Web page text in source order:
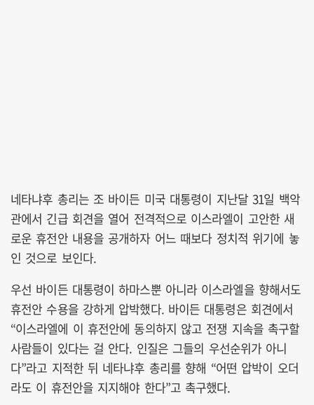
네타냐후 총리는 조 바이든 미국 대통령이 지난달 31일 백악
관에서 긴급 회견을 열어 전격적으로 이스라엘이 고안한 새
로운 휴전안 내용을 공개하자 어느 때보다 정치적 위기에 놓
인 것으로 보인다.
우선 바이든 대통령이 하마스뿐 아니라 이스라엘을 향해서도
휴전안 수용을 강하게 압박했다. 바이든 대통령은 회견에서
“이스라엘에 이 휴전안에 동의하지 않고 전쟁 지속을 촉구할
사람들이 있다는 걸 안다. 인질은 그들의 우선순위가 아니
다”라고 지적한 뒤 네타냐후 총리를 향해 “어떤 압박이 오더
라도 이 휴전안을 지지해야 한다”고 촉구했다.